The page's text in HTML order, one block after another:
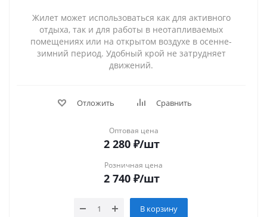
Жилет может использоваться как для активного
отдыха, так и для работы в неотапливаемых
помещениях или на открытом воздухе в осенне-
зимний период. Удобный крой не затрудняет
движений.
Отложить Сравнить
Оптовая цена
2 280₽/шт
Розничная цена
2 740₽/шт
В корзину